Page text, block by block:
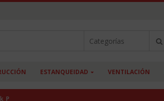
ESTANQUEIDAD VENTILACIÓN